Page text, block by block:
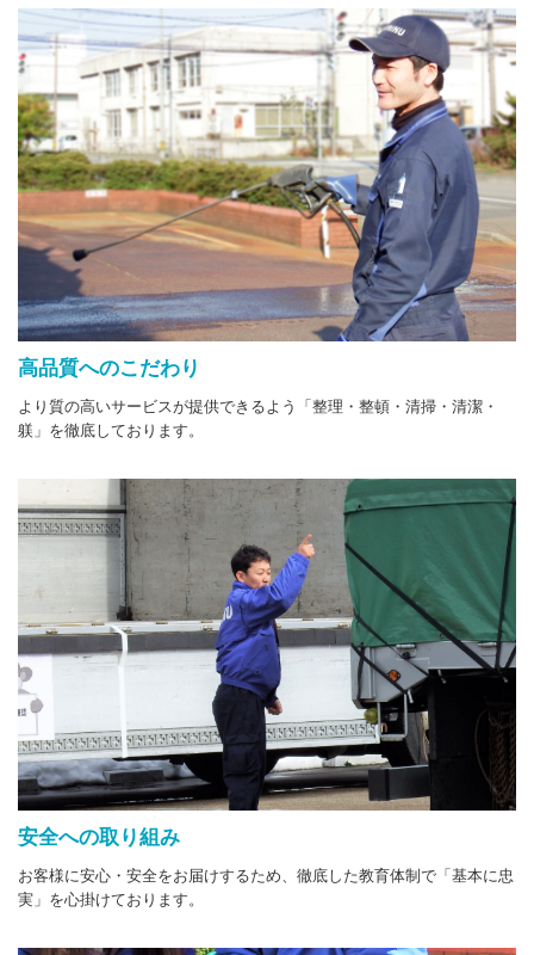
高品質へのこだわり
より質の高いサービスが提供できるよう「整理・整頓・清掃・清潔・
躾」を徹底しております。
安全への取り組み
お客様に安心・安全をお届けするため、徹底した教育体制で「基本に忠
実」を心掛けております。